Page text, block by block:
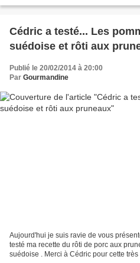
Cédric a testé... Les
suédoise et rôti aux
Publié le 20/02/2014 à 20:00
Par Gourmandine
Aujourd'hui je suis ravie de vous
testé ma recette du rôti de porc aux
suédoise . Merci à Cédric pour cette